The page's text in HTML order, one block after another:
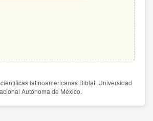
latinoamericanas Biblat. Universidad
Autónoma de México.